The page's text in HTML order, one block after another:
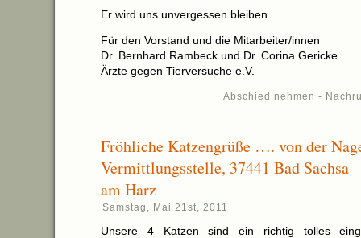
Er wird uns unvergessen bleiben.
Für den Vorstand und die Mitarbeiter/innen
Dr. Bernhard Rambeck und Dr. Corina Gericke
Ärzte gegen Tierversuche e.V.
Abschied nehmen -
Fröhliche Katzengrüße …. von der
Vermittlungsstelle, 37441 Bad Sachsa
am Harz
Samstag, Mai 21st, 2011
Unsere 4 Katzen sind ein richtig tolles